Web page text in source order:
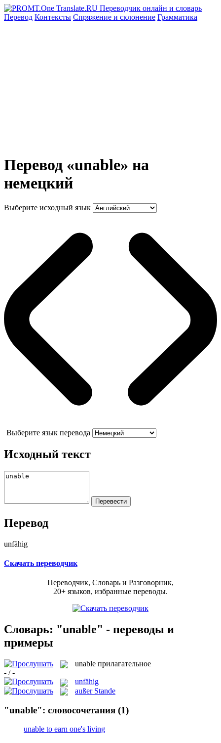
Перевод Контексты Спряжение и склонение Грамматика
Перевод «unable» на
немецкий
Выберите исходный язык
Выберите язык перевода
Исходный текст
Перевод
unfähig
Скачать переводчик
Переводчик, Словарь и Разговорник,
20+ языков, избранные переводы.
Словарь: "unable" - переводы и
примеры
unable прилагательное
- / -
unfähig
außer Stande
"unable": словосочетания (1)
unable to earn one's living